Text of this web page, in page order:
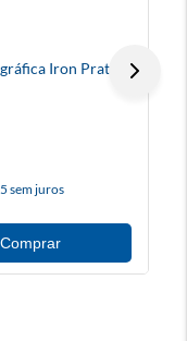
Iron Prata
sem juros